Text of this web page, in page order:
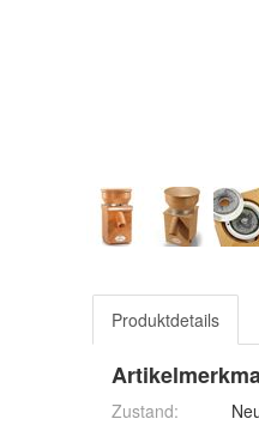
Produktdetails
Zustand: